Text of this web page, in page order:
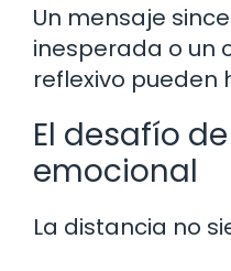
Un mensaje
inesperada o un
reflexivo pueden
El desafío
emocional
La distancia no